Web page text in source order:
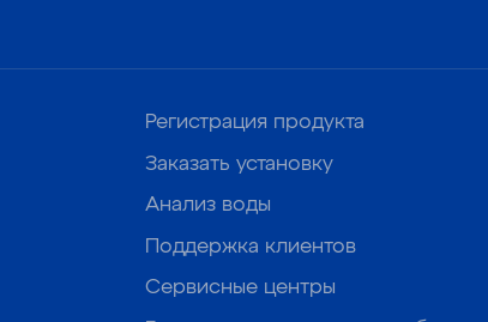
Регистрация продукта
Заказать установку
Анализ воды
Поддержка клиентов
Сервисные центры